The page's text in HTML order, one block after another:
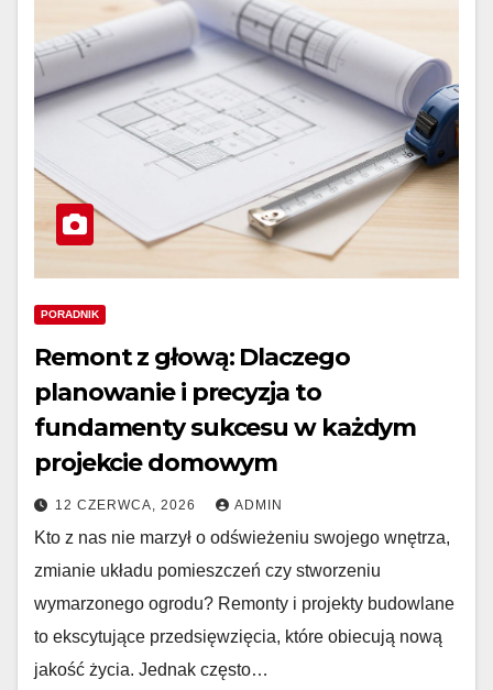
PORADNIK
Remont z głową: Dlaczego
planowanie i precyzja to
fundamenty sukcesu w każdym
projekcie domowym
12 CZERWCA, 2026 ADMIN
Kto z nas nie marzył o odświeżeniu swojego wnętrza,
zmianie układu pomieszczeń czy stworzeniu
wymarzonego ogrodu? Remonty i projekty budowlane
to ekscytujące przedsięwzięcia, które obiecują nową
jakość życia. Jednak często…